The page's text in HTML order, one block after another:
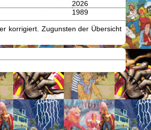
2026
1989
korrigiert. Zugunsten der Übersicht